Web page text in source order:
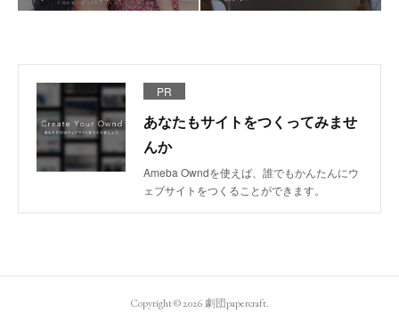
PR
あなたもサイトをつくってみませ
んか
Ameba Owndを使えば、誰でもかんたんにウ
ェブサイトをつくることができます。
Copyright ©2026 劇団papercraft.